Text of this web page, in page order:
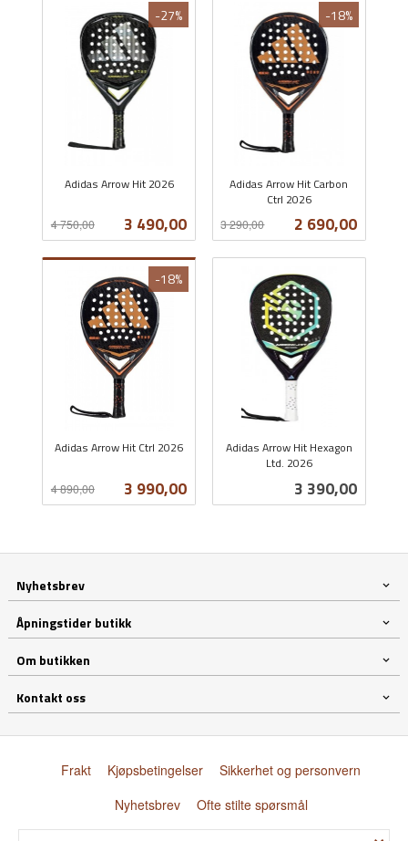
Adidas Arrow Hit 2026
Tilbud
3 490,00
4 750,00
-27%
Adidas Arrow Hit Carbon
Ctrl 2026
Tilbud
2 690,00
3 290,00
-18%
mva.
Adidas Arrow Hit Ctrl 2026
Tilbud
3 990,00
4 890,00
-18%
Adidas Arrow Hit Hexagon
Ltd. 2026
Pris
3 390,00
Nyhetsbrev
Åpningstider butikk
Om butikken
Kontakt oss
Frakt Kjøpsbetingelser
Sikkerhet og personvern
Nyhetsbrev
Ofte stilte spørsmål